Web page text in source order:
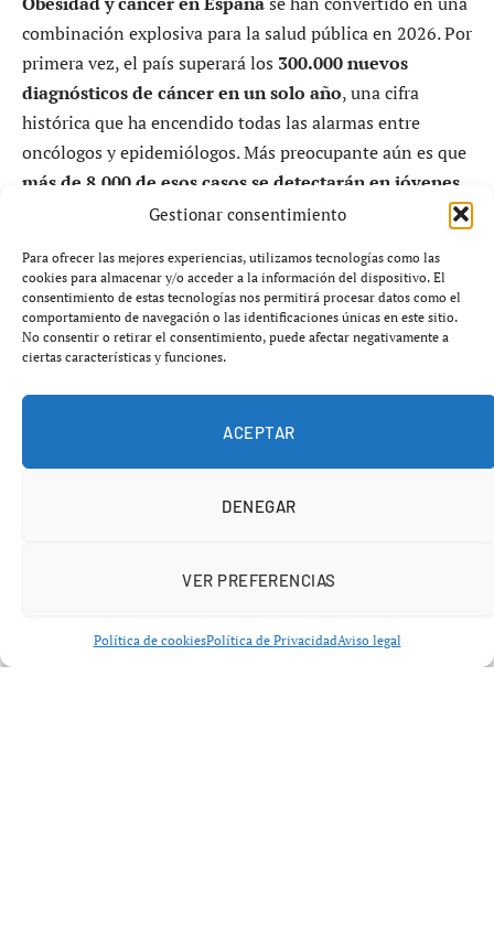
Gestionar consentimiento
Para ofrecer las mejores experiencias, utilizamos tecnologías como las
cookies para almacenar y/o acceder a la información del dispositivo. El
consentimiento de estas tecnologías nos permitirá procesar datos como el
comportamiento de navegación o las identificaciones únicas en este sitio.
No consentir o retirar el consentimiento, puede afectar negativamente a
ciertas características y funciones.
ACEPTAR
DENEGAR
VER PREFERENCIAS
Política de cookiesPolítica de PrivacidadAviso legal
combinación explosiva para la salud pública en 2026. Por
primera vez, el país superará los 300.000 nuevos
diagnósticos de cáncer en un solo año, una cifra
histórica que ha encendido todas las alarmas entre
oncólogos y epidemiólogos. Más preocupante aún es que
más de 8.000 de esos casos se detectarán en jóvenes
de entre 20 y 39 años, un fenómeno creciente que los
sostenido del exceso de peso en la población.
Según el informeLas cifras del cáncer en España 2026,
elaborado por la Sociedad Española de Oncología Médica
evitable para desarrollar cáncer, solo por detrás del
tabaco. Sin embargo, la tendencia apunta a que podría
convertirse en el primero en los próximos años.